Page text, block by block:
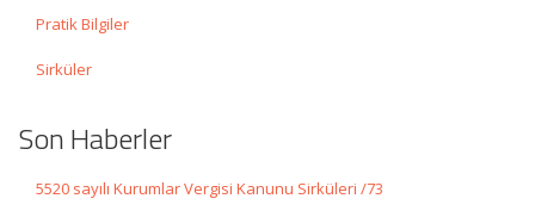
Pratik Bilgiler
Sirküler
Son Haberler
5520 sayılı Kurumlar Vergisi Kanunu Sirküleri /73